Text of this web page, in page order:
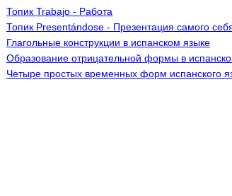
Топик Trabajo - Работа
Топик Presentándose - Презентация самого
Глагольные конструкции в испанском языке
Образование отрицательной формы в
Четыре простых временных форм испанского